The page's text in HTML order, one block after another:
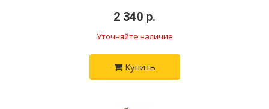
2 340 р.
Уточняйте наличие
Купить